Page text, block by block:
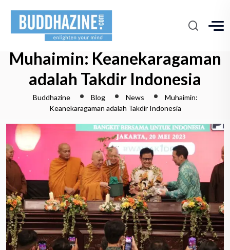
Muhaimin: Keanekaragaman
adalah Takdir Indonesia
Buddhazine Blog News
Muhaimin:
Keanekaragaman adalah Takdir Indonesia